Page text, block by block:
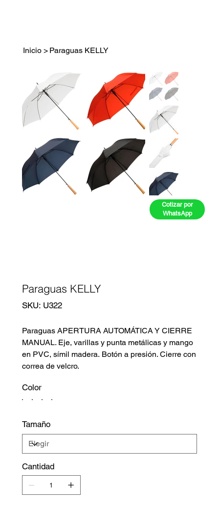
Inicio > Paraguas KELLY
Paraguas KELLY
SKU: SKU
U322
U322
Paraguas APERTURA AUTOMÁTICA Y CIERRE
MANUAL. Eje, varillas y punta metálicas y mango
en PVC, símil madera. Botón a presión. Cierre con
correa de velcro.
Color
Tamaño
Cantidad
Cotizar por
WhatsApp